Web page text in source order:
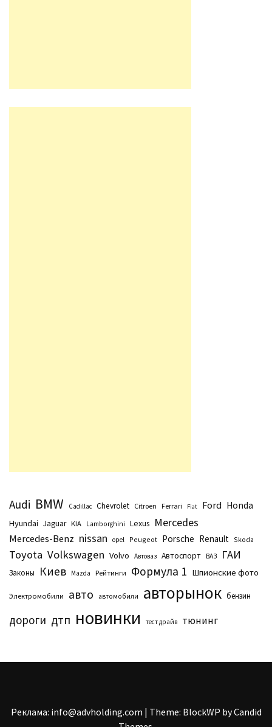
Audi BMW Cadillac Chevrolet Citroen Ferrari Fiat Ford Honda
Hyundai Jaguar KIA Lamborghini Lexus Mercedes
Mercedes-Benz nissan opel Peugeot Porsche Renault Skoda
Toyota Volkswagen Volvo Автоваз Автоспорт ВАЗ ГАИ
Законы Киев Маzda Рейтинги Формула 1 Шпионские фото
Электромобили авто автомобили авторынок бензин
дороги дтп новинки тест драйв тюнинг
Реклама: info@advholding.com | Theme: BlockWP byCandid